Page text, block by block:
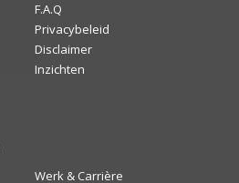
F.A.Q
Privacybeleid
Disclaimer
Inzichten
Werk & Carrière